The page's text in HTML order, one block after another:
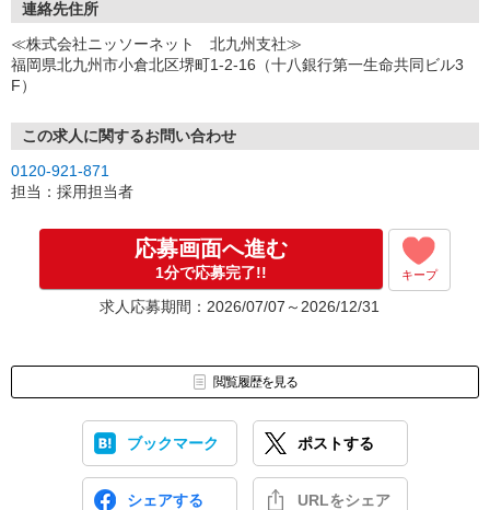
ご都合のよいお日にちをお聞かせください。
↓
（3）選考・お仕事のご案内
↓
（4）就業開始
能です。
連絡先住所
≪株式会社ニッソーネット 北九州支社≫
福岡県北九州市小倉北区堺町1-2-16（十八銀行第一生命共同ビル3
F）
この求人に関するお問い合わせ
0120-921-871
担当：採用担当者
応募画面へ進む
1分で応募完了!! キープ
求人応募期間：2026/07/07～2026/12/31
閲覧履歴を見る
ブックマーク ポストする
シェアする URLをシェア